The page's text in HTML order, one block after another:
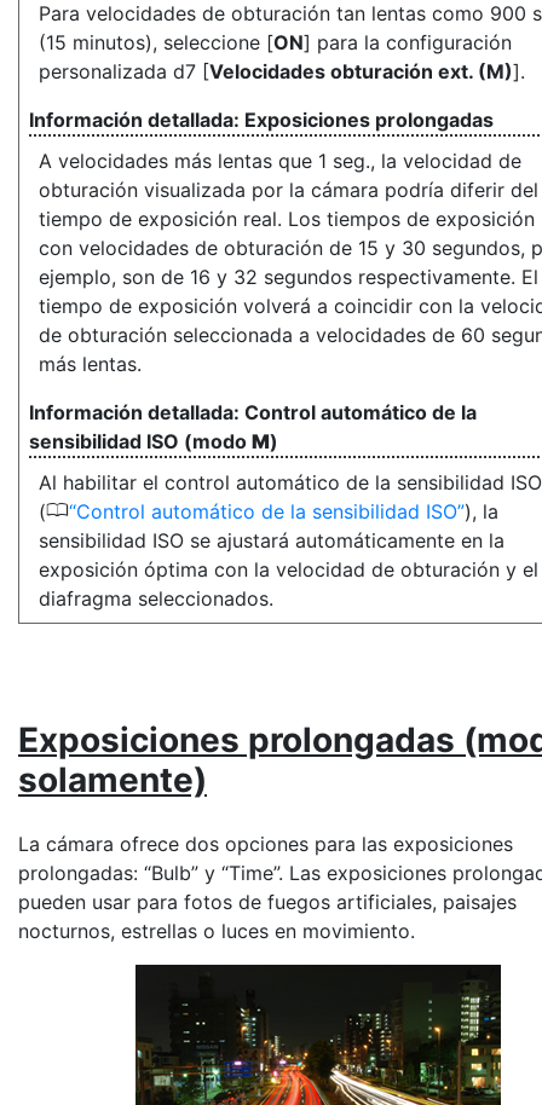
Para velocidades de obturación tan lentas como 900
(15 minutos), seleccione [ON] para la configuración
personalizada d7 [Velocidades obturación ext. (M)].
Exposiciones prolongadas
A velocidades más lentas que 1 seg., la velocidad de
obturación visualizada por la cámara podría diferir del
tiempo de exposición real. Los tiempos de exposición
con velocidades de obturación de 15 y 30 segundos,
ejemplo, son de 16 y 32 segundos respectivamente. El
tiempo de exposición volverá a coincidir con la
de obturación seleccionada a velocidades de 60
más lentas.
Control automático de la
sensibilidad ISO (modo M)
Al habilitar el control automático de la sensibilidad ISO
(0 Control automático de la sensibilidad ISO ), la
sensibilidad ISO se ajustará automáticamente en la
exposición óptima con la velocidad de obturación y el
diafragma seleccionados.
Exposiciones prolongadas
solamente)
La cámara ofrece dos opciones para las exposiciones
prolongadas: “Bulb” y “Time”. Las exposiciones
pueden usar para fotos de fuegos artificiales, paisajes
nocturnos, estrellas o luces en movimiento.